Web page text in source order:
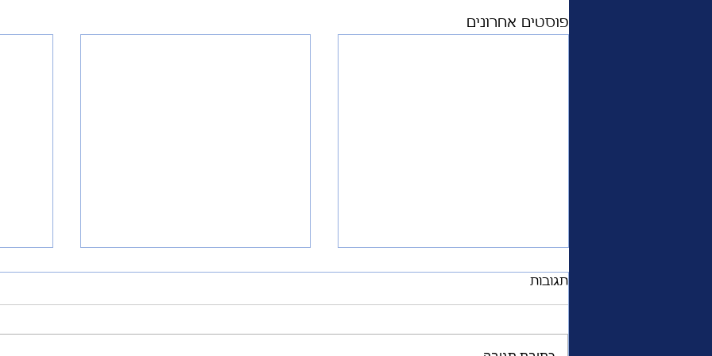
פוסטים אחרונים
תגובות